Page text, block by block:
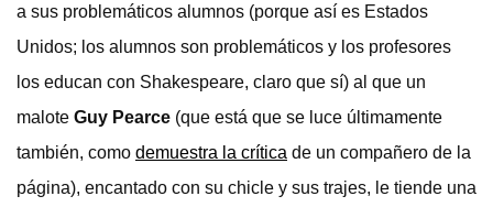
a sus problemáticos alumnos (porque así es Estados
Unidos; los alumnos son problemáticos y los profesores
los educan con Shakespeare, claro que sí) al que un
malote Guy Pearce (que está que se luce últimamente
también, como demuestra la crítica de un compañero de la
página), encantado con su chicle y sus trajes, le tiende una